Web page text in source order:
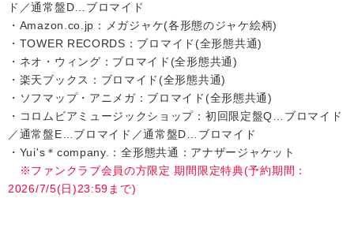
ド／通常盤D…ブロマイド
・Amazon.co.jp：メガジャケ(各形態のジャケ絵柄)
・TOWER RECORDS：ブロマイド(全形態共通)
・ネオ・ウィング：ブロマイド(全形態共通)
・楽天ブックス：ブロマイド(全形態共通)
・ソフマップ・アニメガ：ブロマイド(全形態共通)
・コロムビアミュージックショップ：初回限定盤Q…ブロマイド
／通常盤E…ブロマイド／通常盤D…ブロマイド
・Yui's＊company.：全形態共通：アナザージャケット
※ファンクラブ会員の方限定 期間限定特典(予約期間：
2026/7/5(日)23:59まで)